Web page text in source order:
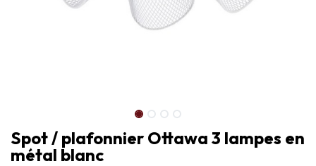
Spot / plafonnier Ottawa 3 lampes en
métal blanc